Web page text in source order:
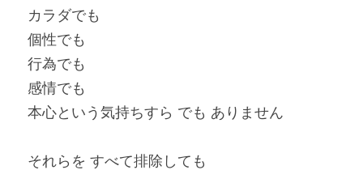
カラダでも
個性でも
行為でも
感情でも
本心という気持ちすら でも ありません
それらを すべて排除しても